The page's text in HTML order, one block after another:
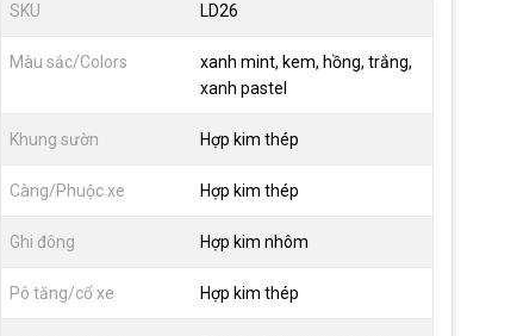
SKU LD26
Màu sắc/Colors
xanh mint, kem, hồng, trắng,
xanh pastel
Khung sườn Hợp kim thép
Càng/Phuộc xe Hợp kim thép
Ghi đông Hợp kim nhôm
Pô tăng/cổ xe Hợp kim thép